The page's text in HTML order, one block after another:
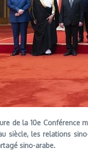
de la 10e Conférence
siècle, les relations
sino-arabe.